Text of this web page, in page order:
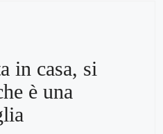
in casa, si
è una